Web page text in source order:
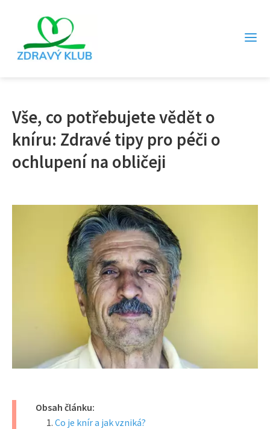
Vše, co potřebujete vědět o
kníru: Zdravé tipy pro péči o
ochlupení na obličeji
Obsah článku:
Co je knír a jak vzniká?